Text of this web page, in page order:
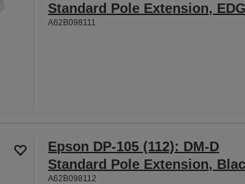
Standard Pole Extension, EDG
A62B098111
Epson DP-105 (112): DM-D
Standard Pole Extension,
A62B098112